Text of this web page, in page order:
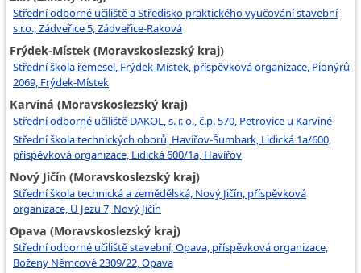
Střední odborné učiliště a Středisko praktického vyučování stavební
s.r.o., Zádveřice 5, Zádveřice-Raková
Frýdek-Místek (Moravskoslezský kraj)
Střední škola řemesel, Frýdek-Místek, příspěvková organizace, Pionýrů
2069, Frýdek-Místek
Karviná (Moravskoslezský kraj)
Střední odborné učiliště DAKOL, s. r. o., č.p. 570, Petrovice u Karviné
Střední škola technických oborů, Havířov-Šumbark, Lidická 1a/600,
příspěvková organizace, Lidická 600/1a, Havířov
Nový Jičín (Moravskoslezský kraj)
Střední škola technická a zemědělská, Nový Jičín, příspěvková
organizace, U Jezu 7, Nový Jičín
Opava (Moravskoslezský kraj)
Střední odborné učiliště stavební, Opava, příspěvková organizace,
Boženy Němcové 2309/22, Opava